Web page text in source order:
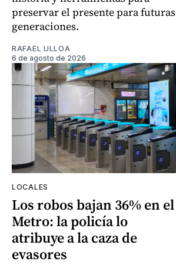
preservar el presente para futuras
generaciones.
RAFAEL ULLOA
6 de agosto de 2026
LOCALES
Los robos bajan 36% en el
Metro: la policía lo
atribuye a la caza de
evasores